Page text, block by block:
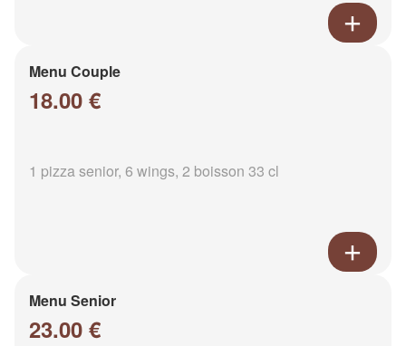
Menu Couple
18.00 €
1 pizza senior, 6 wings, 2 boisson 33 cl
Menu Senior
23.00 €